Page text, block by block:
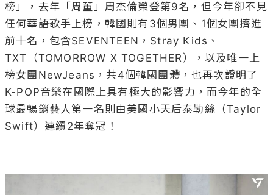
榜」，去年「周董」周杰倫榮登第9名，但今年卻不見
任何華語歌手上榜，韓國則有3個男團、1個女團擠進
前十名，包含SEVENTEEN，Stray Kids、
TXT（TOMORROW X TOGETHER），以及唯一上
榜女團NewJeans，共4個韓國團體，也再次證明了
K-POP音樂在國際上具有極大的影響力，而今年的全
球最暢銷藝人第一名則由美國小天后泰勒絲（Taylor
Swift）連續2年奪冠！